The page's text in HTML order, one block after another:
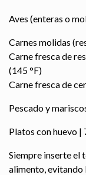
Aves (enteras o
Carnes molidas
Carne fresca de
(145 °F)
Carne fresca de
Pescado y
Platos con huevo |
Siempre inserte el
alimento, evitando